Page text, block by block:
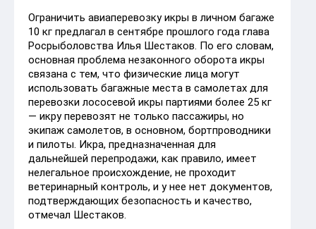
Ограничить авиаперевозку икры в личном багаже
10 кг предлагал в сентябре прошлого года глава
Росрыболовства Илья Шестаков. По его словам,
основная проблема незаконного оборота икры
связана с тем, что физические лица могут
использовать багажные места в самолетах для
перевозки лососевой икры партиями более 25 кг
— икру перевозят не только пассажиры, но
экипаж самолетов, в основном, бортпроводники
и пилоты. Икра, предназначенная для
дальнейшей перепродажи, как правило, имеет
нелегальное происхождение, не проходит
ветеринарный контроль, и у нее нет документов,
подтверждающих безопасность и качество,
отмечал Шестаков.